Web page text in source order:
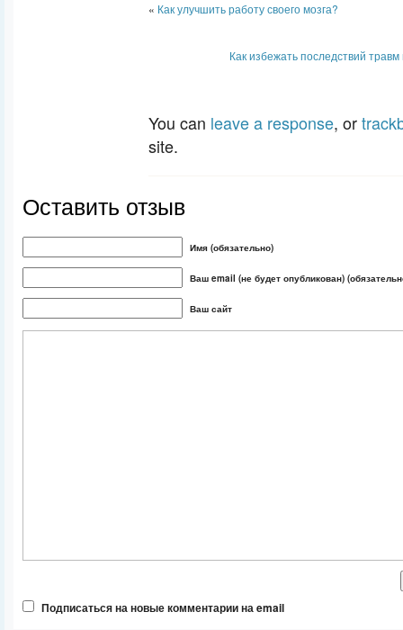
« Как улучшить работу своего мозга?
Как избежать последствий
You can leave a response, or
site.
Оставить отзыв
Имя (обязательно)
Ваш email (не будет опубликован)
Ваш сайт
Подписаться на новые комментарии на email